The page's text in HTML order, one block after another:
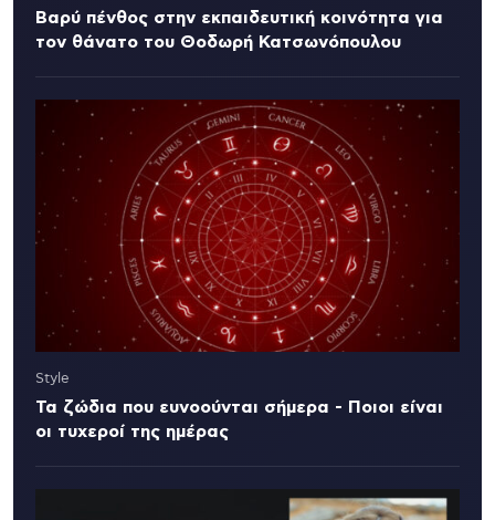
Βαρύ πένθος στην εκπαιδευτική κοινότητα για
τον θάνατο του Θοδωρή Κατσωνόπουλου
Style
Τα ζώδια που ευνοούνται σήμερα - Ποιοι είναι
οι τυχεροί της ημέρας